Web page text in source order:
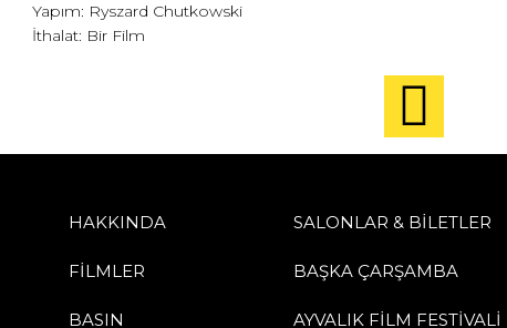
Yapım: Ryszard Chutkowski
İthalat: Bir Film
HAKKINDA SALONLAR & BİLETLER
FİLMLER BAŞKA ÇARŞAMBA
BASIN AYVALIK FİLM FESTİVALİ